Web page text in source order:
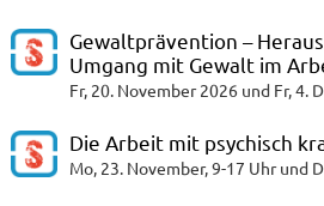
Gewaltprävention –
Umgang mit Gewalt im
Fr, 20. November 2026 und Fr, 4.
Die Arbeit mit psychisch
Mo, 23. November, 9-17 Uhr und